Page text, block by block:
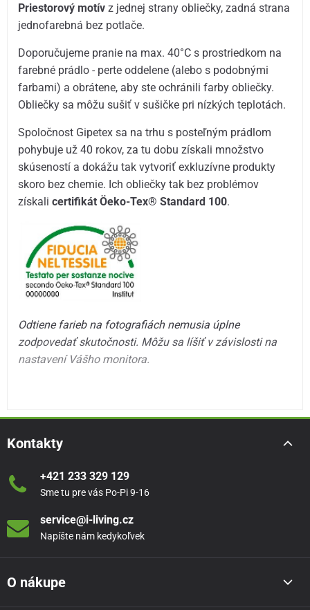
Priestorový motív z jednej strany obliečky, zadná strana
jednofarebná bez potlače.
Doporučujeme pranie na max. 40°C s prostriedkom na
farebné prádlo - perte oddelene (alebo s podobnými
farbami) a obrátene, aby ste ochránili farby obliečky.
Obliečky sa môžu sušiť v sušičke pri nízkých teplotách.
Spoločnost Gipetex sa na trhu s posteľným prádlom
pohybuje už 40 rokov, za tu dobu získali množstvo
skúseností a dokážu tak vytvoriť exkluzívne produkty
skoro bez chemie. Ich obliečky tak bez problémov
získalicertifikát Öeko-Tex® Standard 100.
Odtiene farieb na fotografiách nemusia úplne
zodpovedať skutočnosti. Môžu sa líšiť v závislosti na
nastavení Vášho monitora.
Kontakty
+421 233 329 129
Sme tu pre vás Po-Pi 9-16
service@i-living.cz
Napíšte nám kedykoľvek
O nákupe